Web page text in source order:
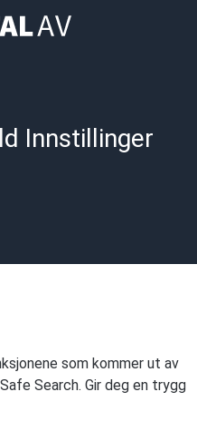
Innstillinger
som kommer ut av
Search. Gir deg en trygg